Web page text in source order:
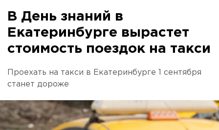
В День знаний в
Екатеринбурге вырастет
стоимость поездок на такси
Проехать на такси в Екатеринбурге 1 сентября
станет дороже